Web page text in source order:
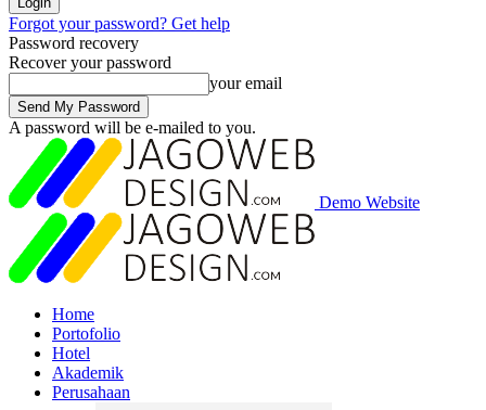
Forgot your password? Get help
Password recovery
Recover your password
your email
A password will be e-mailed to you.
Demo Website
Home
Portofolio
Hotel
Akademik
Perusahaan